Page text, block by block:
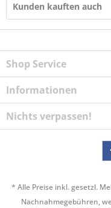
Kunden kauften auch
Shop Service
Informationen
Nichts verpassen!
* Alle Preise inkl. gesetzl.
Nachnahmegebühren,